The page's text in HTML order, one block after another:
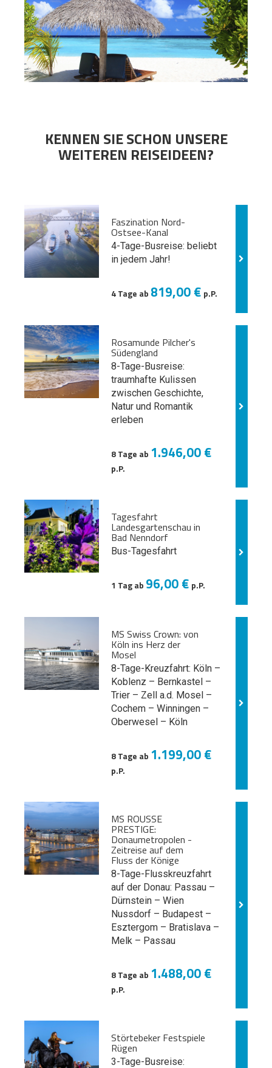
KENNEN SIE SCHON UNSERE
WEITEREN REISEIDEEN?
Faszination Nord-
Ostsee-Kanal
4-Tage-Busreise: beliebt
in jedem Jahr!
4 Tage ab 819,00 € p.P.
Rosamunde Pilcher's
Südengland
8-Tage-Busreise:
traumhafte Kulissen
zwischen Geschichte,
Natur und Romantik
erleben
8 Tage ab 1.946,00 €
p.P.
Tagesfahrt
Landesgartenschau in
Bad Nenndorf
Bus-Tagesfahrt
1 Tag ab 96,00 € p.P.
MS Swiss Crown: von
Köln ins Herz der
Mosel
8-Tage-Kreuzfahrt: Köln –
Koblenz – Bernkastel –
Trier – Zell a.d. Mosel –
Cochem – Winningen –
Oberwesel – Köln
8 Tage ab 1.199,00 €
p.P.
MS ROUSSE
PRESTIGE:
Donaumetropolen -
Zeitreise auf dem
Fluss der Könige
8-Tage-Flusskreuzfahrt
auf der Donau: Passau –
Dürnstein – Wien
Nussdorf – Budapest –
Esztergom – Bratislava –
Melk – Passau
8 Tage ab 1.488,00 €
p.P.
Störtebeker Festspiele
Rügen
3-Tage-Busreise: